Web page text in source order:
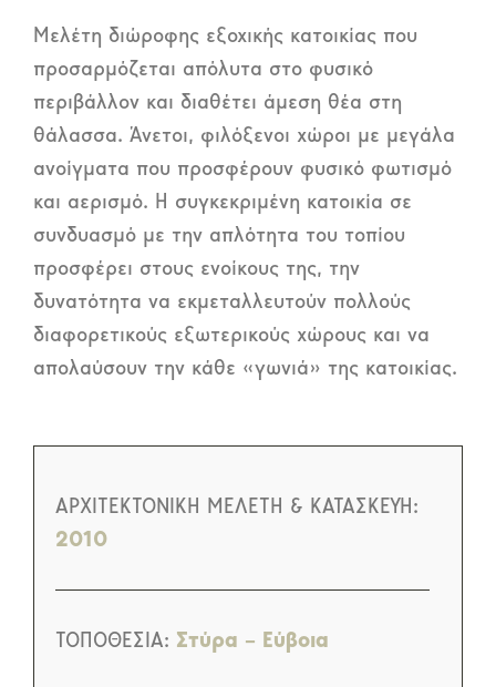
Μελέτη διώροφης εξοχικής κατοικίας που
προσαρμόζεται απόλυτα στο φυσικό
περιβάλλον και διαθέτει άμεση θέα στη
θάλασσα. Άνετοι, φιλόξενοι χώροι με μεγάλα
ανοίγματα που προσφέρουν φυσικό φωτισμό
και αερισμό. Η συγκεκριμένη κατοικία σε
συνδυασμό με την απλότητα του τοπίου
προσφέρει στους ενοίκους της, την
δυνατότητα να εκμεταλλευτούν πολλούς
διαφορετικούς εξωτερικούς χώρους και να
απολαύσουν την κάθε «γωνιά» της κατοικίας.
ΑΡΧΙΤΕΚΤΟΝΙΚΗ ΜΕΛΕΤΗ & ΚΑΤΑΣΚΕΥΗ:
2010
ΤΟΠΟΘΕΣΙΑ: Στύρα – Εύβοια